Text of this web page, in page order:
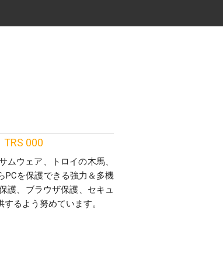
TRS 000
ムウェア、トロイの木馬、
PCを保護できる強力＆多機
護、ブラウザ保護、セキュ
るよう努めています。